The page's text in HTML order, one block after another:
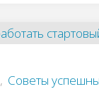
, Советы